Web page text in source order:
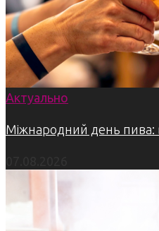
Актуально
Міжнародний день пива: